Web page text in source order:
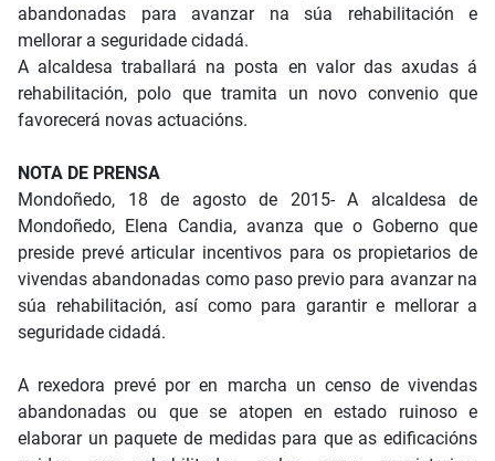
abandonadas para avanzar na súa rehabilitación e
mellorar a seguridade cidadá.
A alcaldesa traballará na posta en valor das axudas á
rehabilitación, polo que tramita un novo convenio que
favorecerá novas actuacións.
NOTA DE PRENSA
Mondoñedo, 18 de agosto de 2015- A alcaldesa de
Mondoñedo, Elena Candia, avanza que o Goberno que
preside prevé articular incentivos para os propietarios de
vivendas abandonadas como paso previo para avanzar na
súa rehabilitación, así como para garantir e mellorar a
seguridade cidadá.
A rexedora prevé por en marcha un censo de vivendas
abandonadas ou que se atopen en estado ruinoso e
elaborar un paquete de medidas para que as edificacións